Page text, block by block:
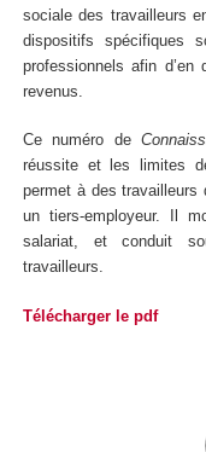
sociale des travailleurs
dispositifs spécifiques
professionnels afin d’en
revenus.
Ce numéro de
réussite et les limites
permet à des travailleurs
un tiers-employeur. Il
salariat, et conduit
travailleurs.
Télécharger le pdf